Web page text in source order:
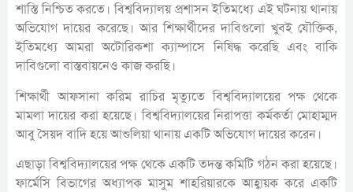
শাস্তি নিশ্চিত করতে। বিশ্ববিদ্যালয় প্রশাসন ইতিমধ্যে এই ঘটনায় থানায়
অভিযোগ দায়ের করেছে। আর শিক্ষার্থীদের দাবিগুলো খুবই যৌক্তিক,
ইতিমধ্যে আমরা অটোরিকশা ক্যাম্পাসে নিষিদ্ধ করেছি এবং বাকি
দাবিগুলো বাস্তবায়নেও কাজ করছি।
শিক্ষার্থী আফসানা করিম রাচির মৃত্যুতে বিশ্ববিদ্যালয়ের পক্ষ থেকে
মামলা দায়ের করা হয়েছে। বিশ্ববিদ্যালয়ের নিরাপত্তা কর্মকর্তা মোহাম্মদ
আবু সৈয়দ বাদি হয়ে আশুলিয়া থানায় একটি অভিযোগ দায়ের করেন।
এছাড়া বিশ্ববিদ্যালয়ের পক্ষ থেকে একটি তদন্ত কমিটি গঠন করা হয়েছে।
ফার্মেসি বিভাগের অধ্যাপক মাসুম শাহরিয়ারকে আহ্বায়ক করে একটি